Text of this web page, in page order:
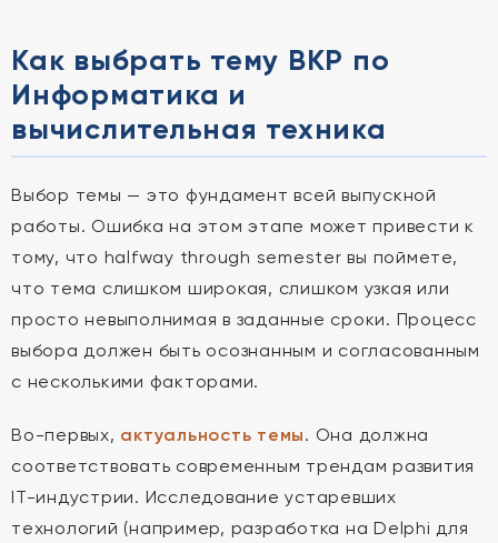
Как выбрать тему ВКР по
Информатика и
вычислительная техника
Выбор темы — это фундамент всей выпускной
работы. Ошибка на этом этапе может привести к
тому, что halfway through semester вы поймете,
что тема слишком широкая, слишком узкая или
просто невыполнимая в заданные сроки. Процесс
выбора должен быть осознанным и согласованным
с несколькими факторами.
Во-первых, актуальность темы. Она должна
соответствовать современным трендам развития
IT-индустрии. Исследование устаревших
технологий (например, разработка на Delphi для